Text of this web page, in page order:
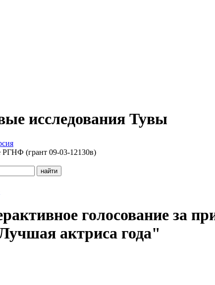
исследования Тувы
РГНФ (грант 09-03-12130в)
голосование за
актриса года"